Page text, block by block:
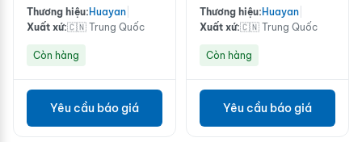
Thương hiệu: Huayan
Xuất xứ:🇨🇳 Trung Quốc
Còn hàng
Yêu cầu báo giá
Thương hiệu: Huayan
Xuất xứ:🇨🇳 Trung Quốc
Còn hàng
Yêu cầu báo giá